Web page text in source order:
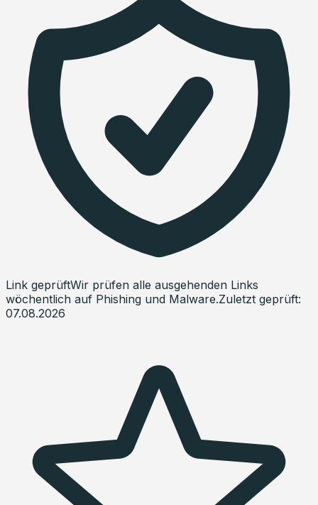
Link geprüftWir prüfen alle ausgehenden Links
wöchentlich auf Phishing und Malware.Zuletzt geprüft:
07.08.2026